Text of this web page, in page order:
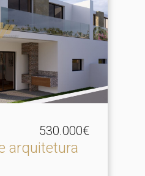
530.000€
arquitetura